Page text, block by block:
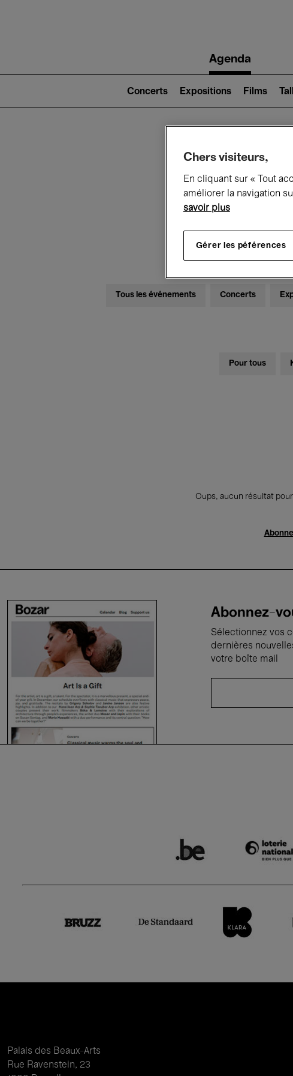
navigationAgenda
2)
Concerts Expositions Films
Ce
Tous les événements Concerts
Pour tous
Oups, aucun résultat
Abonnez-
Sélectionnez vos
dernières
votre boîte mail
Palais des Beaux-Arts
Rue Ravenstein, 23
Chers visiteurs,
En cliquant sur « Tout
améliorer la navigation
savoir plus
Gérer les péférences